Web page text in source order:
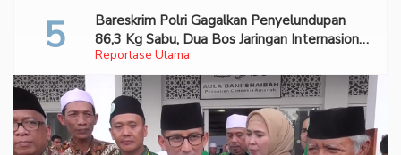
Reportase Utama
Bareskrim Polri Gagalkan Penyelundupan
86,3 Kg Sabu, Dua Bos Jaringan Internasional
Diburu